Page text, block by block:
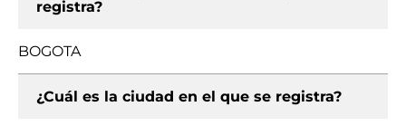
registra?
BOGOTA
¿Cuál es la ciudad en el que se registra?